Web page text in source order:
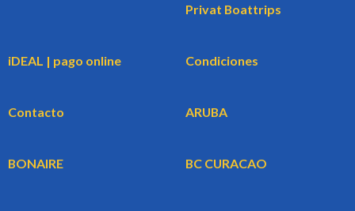
Privat Boattrips
iDEAL | pago online Condiciones
Contacto ARUBA
BONAIRE BC CURACAO